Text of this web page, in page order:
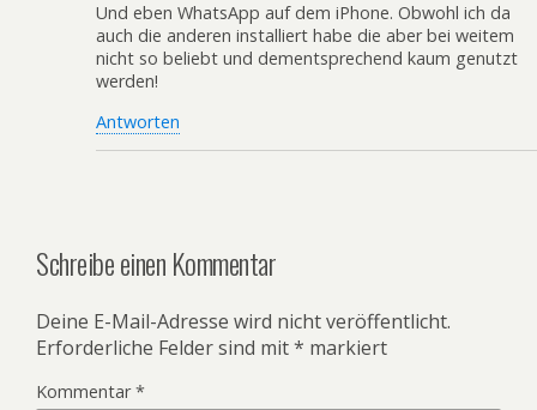
Und eben WhatsApp auf dem iPhone. Obwohl ich da
auch die anderen installiert habe die aber bei weitem
nicht so beliebt und dementsprechend kaum genutzt
werden!
Antworten
Schreibe einen Kommentar
Deine E-Mail-Adresse wird nicht veröffentlicht.
Erforderliche Felder sind mit* markiert
Kommentar*